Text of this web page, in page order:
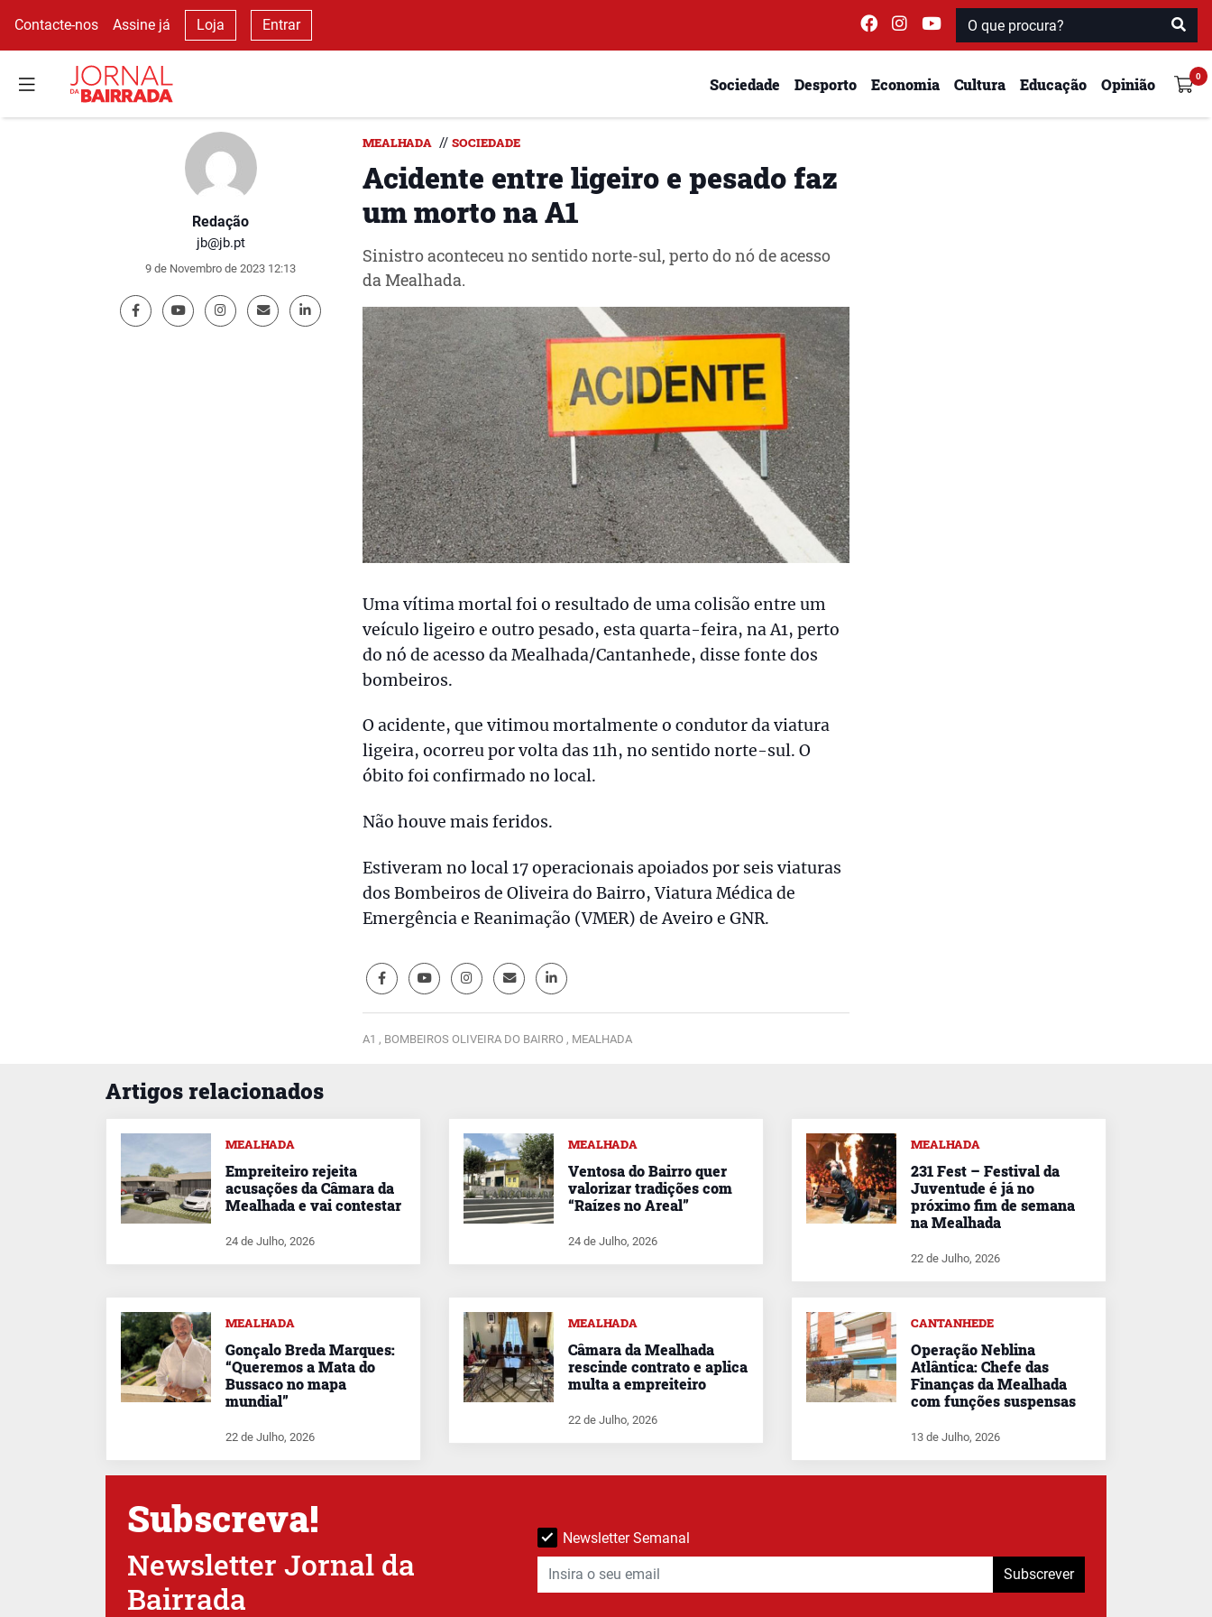
Contacte-nos Assine já Loja Entrar
Sociedade Desporto Economia Cultura Educação Opinião
Redação
jb@jb.pt
9 de Novembro de 2023 12:13
MEALHADA // SOCIEDADE
Acidente entre ligeiro e pesado faz
um morto na A1
Sinistro aconteceu no sentido norte-sul, perto do nó de acesso
da Mealhada.
Uma vítima mortal foi o resultado de uma colisão entre um
veículo ligeiro e outro pesado, esta quarta-feira, na A1, perto
do nó de acesso da Mealhada/Cantanhede, disse fonte dos
bombeiros.
O acidente, que vitimou mortalmente o condutor da viatura
ligeira, ocorreu por volta das 11h, no sentido norte-sul. O
óbito foi confirmado no local.
Não houve mais feridos.
Estiveram no local 17 operacionais apoiados por seis viaturas
dos Bombeiros de Oliveira do Bairro, Viatura Médica de
Emergência e Reanimação (VMER) de Aveiro e GNR.
A1 , BOMBEIROS OLIVEIRA DO BAIRRO , MEALHADA
Artigos relacionados
MEALHADA
Empreiteiro rejeita
acusações da Câmara da
Mealhada e vai contestar
24 de Julho, 2026
MEALHADA
Ventosa do Bairro quer
valorizar tradições com
“Raízes no Areal”
24 de Julho, 2026
MEALHADA
231 Fest – Festival da
Juventude é já no
próximo fim de semana
na Mealhada
22 de Julho, 2026
MEALHADA
Gonçalo Breda Marques:
“Queremos a Mata do
Bussaco no mapa
mundial”
22 de Julho, 2026
MEALHADA
Câmara da Mealhada
rescinde contrato e aplica
multa a empreiteiro
22 de Julho, 2026
CANTANHEDE
Operação Neblina
Atlântica: Chefe das
Finanças da Mealhada
com funções suspensas
13 de Julho, 2026
Subscreva!
Newsletter Jornal da
Bairrada
Newsletter Semanal
Subscrever